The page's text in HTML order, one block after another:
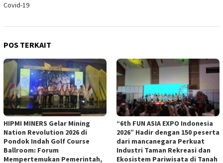
Covid-19
POS TERKAIT
HIPMI MINERS Gelar Mining
Nation Revolution 2026 di
Pondok Indah Golf Course
Ballroom: Forum
Mempertemukan Pemerintah,
“6th FUN ASIA EXPO Indonesia
2026” Hadir dengan 150 peserta
dari mancanegara Perkuat
Industri Taman Rekreasi dan
Ekosistem Pariwisata di Tanah